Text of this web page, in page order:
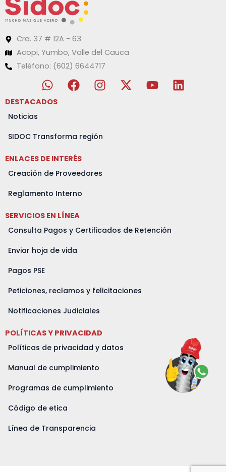
Cra. 37 # 12A - 63
Acopi, Yumbo, Valle del Cauca
Teléfono: (602) 6644717
W
h
a
a
p
F
a
o
o
k
I
n
g
m
X
-
Y
o
L
i
DESTACADOS
Noticias
SIDOC Transforma región
ENLACES DE INTERÉS
Creación de Proveedores
Reglamento Interno
SERVICIOS EN LÍNEA
Consulta Pagos y Certificados de Retención
Enviar hoja de vida
Pagos PSE
Peticiones, reclamos y felicitaciones
Notificaciones Judiciales
POLÍTICAS Y PRIVACIDAD
Políticas de privacidad y datos
Manual de cumplimiento
Programas de cumplimiento
Código de etica
Línea de Transparencia